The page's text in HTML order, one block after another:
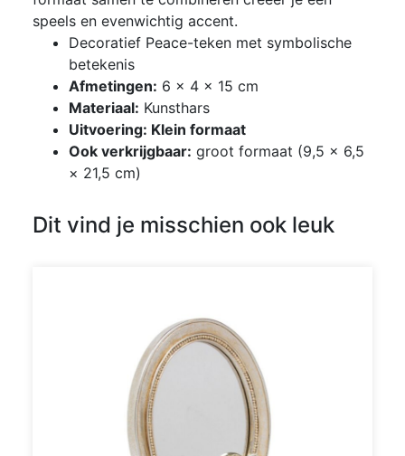
speels en evenwichtig accent.
Decoratief Peace-teken met symbolische
betekenis
Afmetingen: 6 × 4 × 15 cm
Materiaal: Kunsthars
Uitvoering: Klein formaat
Ook verkrijgbaar: groot formaat (9,5 × 6,5
× 21,5 cm)
Dit vind je misschien ook leuk